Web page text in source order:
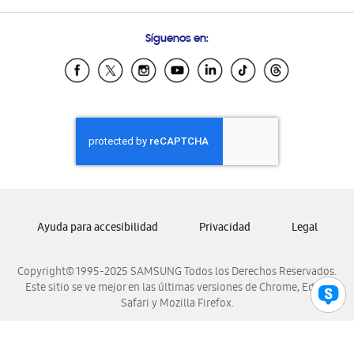
Samsung Ecuador
Samsung El Salvador
Samsung Honduras
Samsung Nicaragua
Samsung Panamá
Samsung Venezuela
Síguenos en:
Copyright© 1995-2025 SAMSUNG Todos los Derechos Reservados.
Este sitio se ve mejor en las últimas versiones de Chrome, Edge,
Safari y Mozilla Firefox.
Ayuda para accesibilidad Privacidad Legal